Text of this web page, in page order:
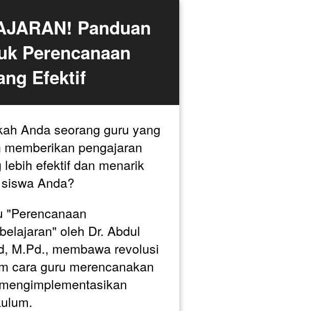
Panduan
Perencanaan
Efektif
Anda seorang guru yang
memberikan pengajaran
lebih efektif dan menarik
Anda?
"Perencanaan
oleh Dr. Abdul
M.Pd., membawa revolusi
cara guru merencanakan